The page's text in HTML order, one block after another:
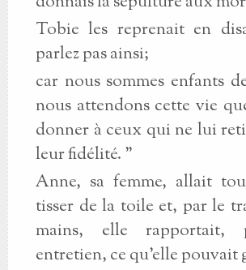
Tobie les reprenait en
parlez pas ainsi;
car nous sommes enfants
nous attendons cette vie
donner à ceux qui ne lui
leur fidélité. "
Anne, sa femme, allait
tisser de la toile et, par le
mains, elle rapportait,
entretien, ce qu'elle pouvait